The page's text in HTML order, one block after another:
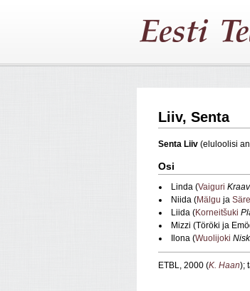
Liiv, Senta
Senta Liiv (eluloolisi
Osi
Linda (Vaiguri
Niida (Mälgu ja
Liida (Korneitšuki
Mizzi (Töröki ja
Ilona (Wuolijoki
ETBL, 2000 (K. Haan);